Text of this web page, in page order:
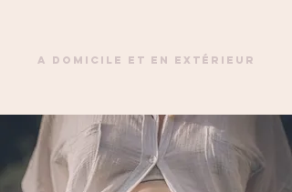
a domicile et en extérieur